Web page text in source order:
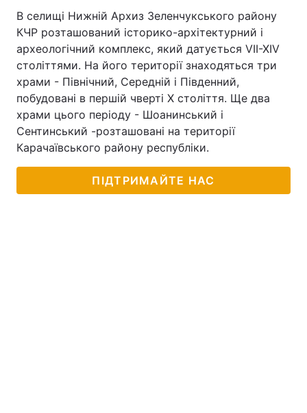
В селищі Нижній Архиз Зеленчукського району
КЧР розташований історико-архітектурний і
археологічний комплекс, який датується VII-XIV
століттями. На його території знаходяться три
храми - Північний, Середній і Південний,
побудовані в першій чверті Х століття. Ще два
храми цього періоду - Шоанинський і
Сентинський -розташовані на території
Карачаївського району республіки.
ПІДТРИМАЙТЕ НАС